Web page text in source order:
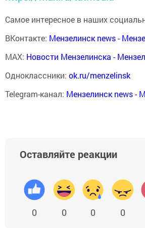
Самое интересное в наших
ВКонтакте: Мензелинск news -
MAX: Новости Мензелинска -
Одноклассники: ok.ru/menzelinsk
Telegram-канал: Мензелинск news -
Оставляйте реакции
0 0 0 0